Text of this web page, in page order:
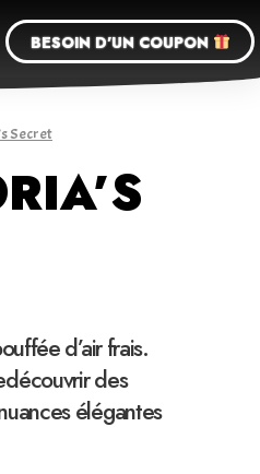
BESOIN D'UN COUPON
Secret
d’air frais.
des
élégantes